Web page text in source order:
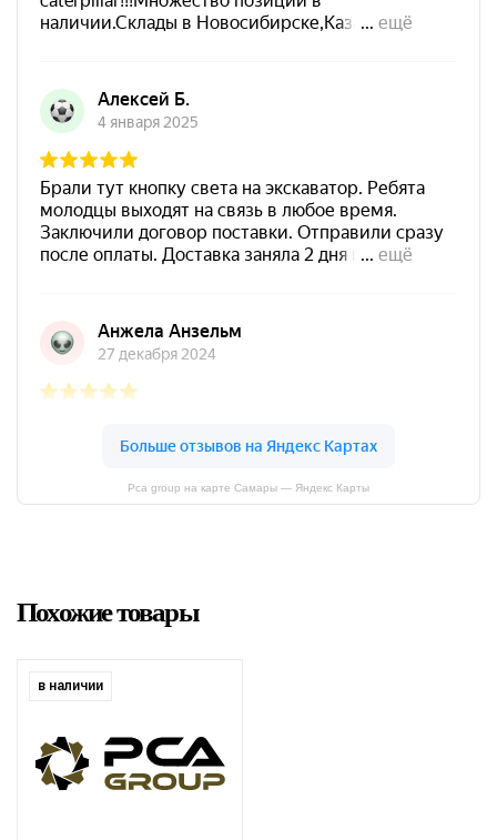
Pca group на карте Самары — Яндекс Карты
Похожие товары
в наличии